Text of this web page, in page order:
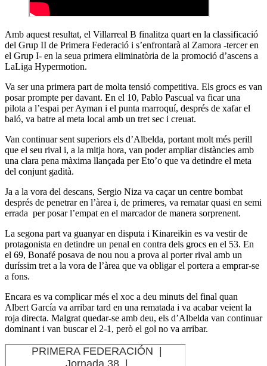
Amb aquest resultat, el Villarreal B finalitza quart en la classificació
del Grup II de Primera Federació i s’enfrontarà al Zamora -tercer en
el Grup I- en la seua primera eliminatòria de la promoció d’ascens a
LaLiga Hypermotion.
Va ser una primera part de molta tensió competitiva. Els grocs es van
posar prompte per davant. En el 10, Pablo Pascual va ficar una
pilota a l’espai per Ayman i el punta marroquí, després de xafar el
baló, va batre al meta local amb un tret sec i creuat.
Van continuar sent superiors els d’Albelda, portant molt més perill
que el seu rival i, a la mitja hora, van poder ampliar distàncies amb
una clara pena màxima llançada per Eto’o que va detindre el meta
del conjunt gadità.
Ja a la vora del descans, Sergio Niza va caçar un centre bombat
després de penetrar en l’àrea i, de primeres, va rematar quasi en semi
errada per posar l’empat en el marcador de manera sorprenent.
La segona part va guanyar en disputa i Kinareikin es va vestir de
protagonista en detindre un penal en contra dels grocs en el 53. En
el 69, Bonafé posava de nou nou a prova al porter rival amb un
duríssim tret a la vora de l’àrea que va obligar el portera a emprar-se
a fons.
Encara es va complicar més el xoc a deu minuts del final quan
Albert García va arribar tard en una rematada i va acabar veient la
roja directa. Malgrat quedar-se amb deu, els d’Albelda van continuar
dominant i van buscar el 2-1, però el gol no va arribar.